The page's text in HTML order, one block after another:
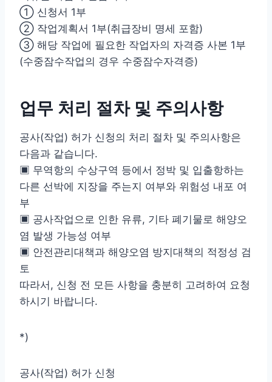
① 신청서 1부
② 작업계획서 1부(취급장비 명세 포함)
③ 해당 작업에 필요한 작업자의 자격증 사본 1부
(수중잠수작업의 경우 수중잠수자격증)
업무 처리 절차 및 주의사항
공사(작업) 허가 신청의 처리 절차 및 주의사항은
다음과 같습니다.
▣ 무역항의 수상구역 등에서 정박 및 입출항하는
다른 선박에 지장을 주는지 여부와 위험성 내포 여
부
▣ 공사작업으로 인한 유류, 기타 폐기물로 해양오
염 발생 가능성 여부
▣ 안전관리대책과 해양오염 방지대책의 적정성 검
토
따라서, 신청 전 모든 사항을 충분히 고려하여 요청
하시기 바랍니다.
*)
공사(작업) 허가 신청